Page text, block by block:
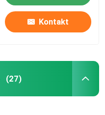
Kontakt
(27)